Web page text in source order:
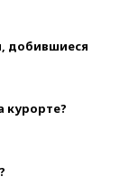
добившиеся
курорте?